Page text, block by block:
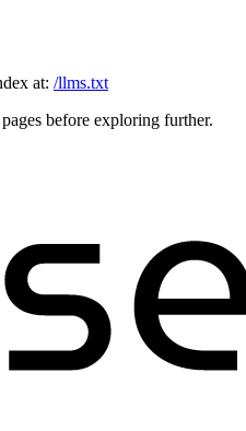
at: /llms.txt
before exploring further.